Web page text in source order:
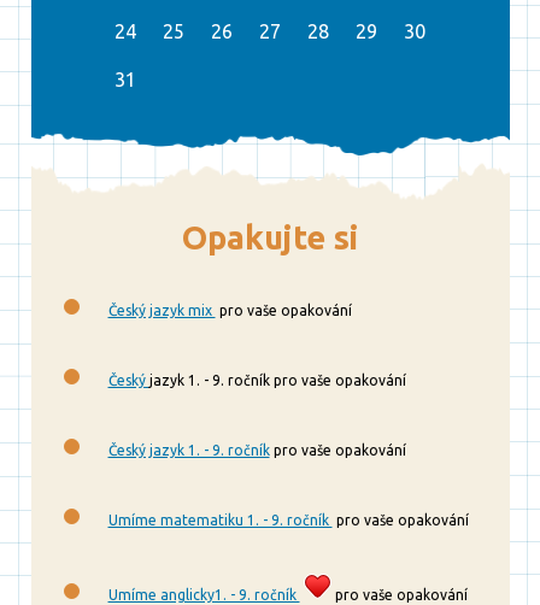
24 25 26 27 28 29 30
31
Opakujte si
Český jazyk mix pro vaše opakování
Český jazyk 1. - 9. ročník pro vaše opakování
Český jazyk 1. - 9. ročníkpro vaše opakování
Umíme matematiku 1. - 9. ročník pro vaše opakování
Umíme anglicky1. - 9. ročník pro vaše opakování